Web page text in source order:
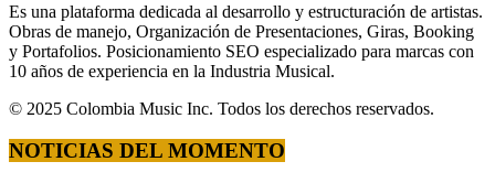
Es una plataforma dedicada al desarrollo y estructuración de artistas.
Obras de manejo, Organización de Presentaciones, Giras, Booking
y Portafolios. Posicionamiento SEO especializado para marcas con
10 años de experiencia en la Industria Musical.
© 2025 Colombia Music Inc. Todos los derechos reservados.
NOTICIAS DEL MOMENTO